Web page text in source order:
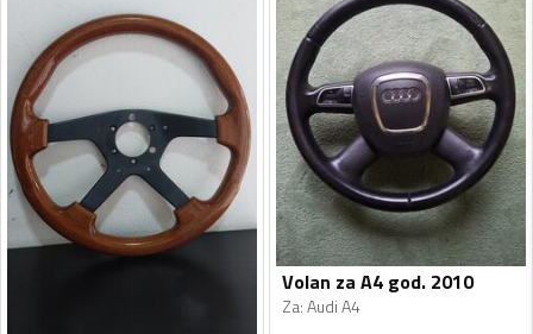
Volan za A4 god. 2010
Za:Audi A4